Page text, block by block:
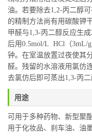
油。若要除去1,2-丙二醇
的精制方法尚有用碳酸钾
甲醛与1,3-丙二醇反应生
后用0.5mol/L HCl（3mL/
钟。在室温放置过夜使其
醛。残留的水溶液用氯仿
去氯仿后即可蒸出1,3-丙二
用途
可用于多种药物、新型聚
用于化妆品、刹车油、油